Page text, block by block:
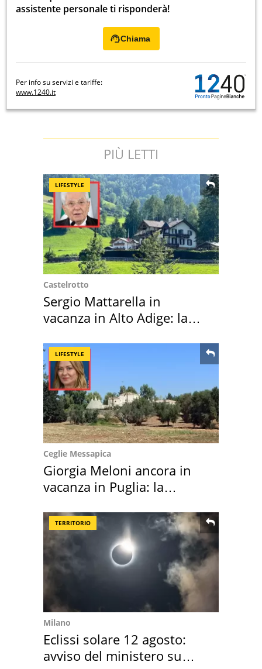
assistente personale ti risponderà!
Chiama
Per info su servizi e tariffe:
www.1240.it
PIÙ LETTI
LIFESTYLE
Castelrotto
Sergio Mattarella in
vacanza in Alto Adige: la
LIFESTYLE
Ceglie Messapica
Giorgia Meloni ancora in
vacanza in Puglia: la
TERRITORIO
Milano
Eclissi solare 12 agosto:
avviso del ministero su